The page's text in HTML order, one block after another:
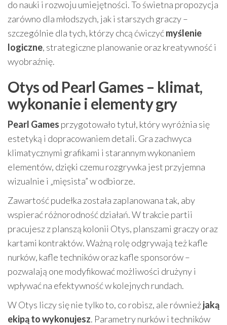
do nauki i rozwoju umiejętności. To świetna propozycja
zarówno dla młodszych, jak i starszych graczy –
szczególnie dla tych, którzy chcą ćwiczyćmyślenie
logiczne, strategiczne planowanie oraz kreatywność i
wyobraźnię.
Otys od Pearl Games – klimat,
wykonanie i elementy gry
Pearl Games przygotowało tytuł, który wyróżnia się
estetyką i dopracowaniem detali. Gra zachwyca
klimatycznymi grafikami i starannym wykonaniem
elementów, dzięki czemu rozgrywka jest przyjemna
wizualnie i „mięsista” w odbiorze.
Zawartość pudełka została zaplanowana tak, aby
wspierać różnorodność działań. W trakcie partii
pracujesz z planszą kolonii Otys, planszami graczy oraz
kartami kontraktów. Ważną rolę odgrywają też kafle
nurków, kafle techników oraz kafle sponsorów –
pozwalają one modyfikować możliwości drużyny i
wpływać na efektywność w kolejnych rundach.
W Otys liczy się nie tylko to, co robisz, ale równieżjaką
ekipą to wykonujesz. Parametry nurków i techników